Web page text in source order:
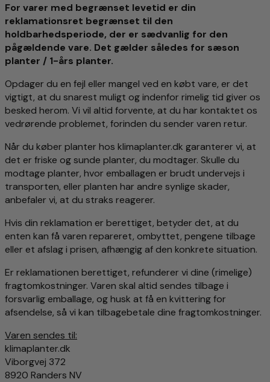
For varer med begrænset levetid er din
reklamationsret begrænset til den
holdbarhedsperiode, der er sædvanlig for den
pågældende vare. Det gælder således for sæson
planter / 1-års planter.
Opdager du en fejl eller mangel ved en købt vare, er det
vigtigt, at du snarest muligt og indenfor rimelig tid giver os
besked herom. Vi vil altid forvente, at du har kontaktet os
vedrørende problemet, forinden du sender varen retur.
Når du køber planter hos klimaplanter.dk garanterer vi, at
det er friske og sunde planter, du modtager. Skulle du
modtage planter, hvor emballagen er brudt undervejs i
transporten, eller planten har andre synlige skader,
anbefaler vi, at du straks reagerer.
Hvis din reklamation er berettiget, betyder det, at du
enten kan få varen repareret, ombyttet, pengene tilbage
eller et afslag i prisen, afhængig af den konkrete situation.
Er reklamationen berettiget, refunderer vi dine (rimelige)
fragtomkostninger. Varen skal altid sendes tilbage i
forsvarlig emballage, og husk at få en kvittering for
afsendelse, så vi kan tilbagebetale dine fragtomkostninger.
Varen sendes til:
klimaplanter.dk
Viborgvej 372
8920 Randers NV